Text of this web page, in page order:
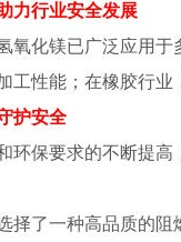
力行业安全发展
氧化镁已广泛应用
工性能；在橡胶行
护安全
环保要求的不断提
择了一种高品质的